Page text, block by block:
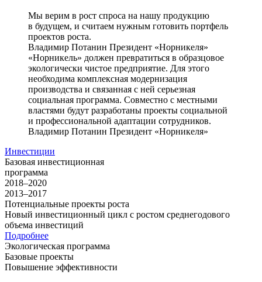
Мы верим в рост спроса на нашу продукцию
в будущем, и считаем нужным готовить портфель
проектов роста.
Владимир Потанин Президент «Норникеля»
«Норникель» должен превратиться в образцовое
экологически чистое предприятие. Для этого
необходима комплексная модернизация
производства и связанная с ней серьезная
социальная программа. Совместно с местными
властями будут разработаны проекты социальной
и профессиональной адаптации сотрудников.
Владимир Потанин Президент «Норникеля»
Инвестиции
Базовая инвестиционная
программа
2018–2020
2013–2017
Потенциальные проекты роста
Новый инвестиционный цикл с ростом среднегодового
объема инвестиций
Подробнее
Экологическая программа
Базовые проекты
Повышение эффективности